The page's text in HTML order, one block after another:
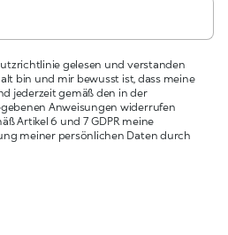
gelesen und verstanden
bin und mir bewusst ist, dass meine
jederzeit gemäß den in der
Anweisungen widerrufen
Artikel 6 und 7 GDPR meine
meiner persönlichen Daten durch